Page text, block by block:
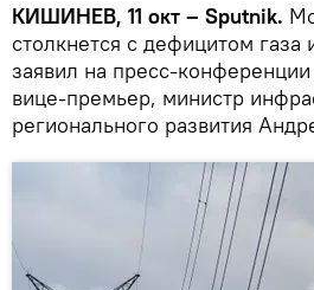
КИШИНЕВ, 11 окт – Sputnik.
столкнется с дефицитом газа
заявил на пресс-
вице-премьер, министр
регионального развития